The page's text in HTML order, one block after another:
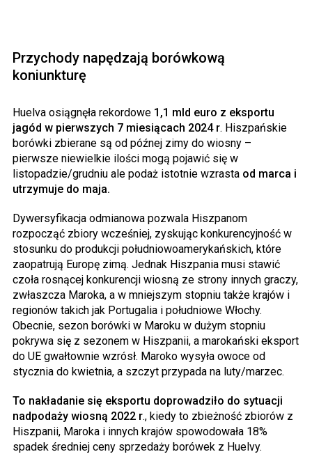
Przychody napędzają borówkową
koniunkturę
Huelva osiągnęła rekordowe 1,1 mld euro z eksportu
jagód w pierwszych 7 miesiącach 2024 r. Hiszpańskie
borówki zbierane są od późnej zimy do wiosny –
pierwsze niewielkie ilości mogą pojawić się w
listopadzie/grudniu ale podaż istotnie wzrasta od marca i
utrzymuje do maja.
Dywersyfikacja odmianowa pozwala Hiszpanom
rozpocząć zbiory wcześniej, zyskując konkurencyjność w
stosunku do produkcji południowoamerykańskich, które
zaopatrują Europę zimą. Jednak Hiszpania musi stawić
czoła rosnącej konkurencji wiosną ze strony innych graczy,
zwłaszcza Maroka, a w mniejszym stopniu także krajów i
regionów takich jak Portugalia i południowe Włochy.
Obecnie, sezon borówki w Maroku w dużym stopniu
pokrywa się z sezonem w Hiszpanii, a marokański eksport
do UE gwałtownie wzrósł. Maroko wysyła owoce od
stycznia do kwietnia, a szczyt przypada na luty/marzec.
To nakładanie się eksportu doprowadziło do sytuacji
nadpodaży wiosną 2022 r., kiedy to zbieżność zbiorów z
Hiszpanii, Maroka i innych krajów spowodowała 18%
spadek średniej ceny sprzedaży borówek z Huelvy.